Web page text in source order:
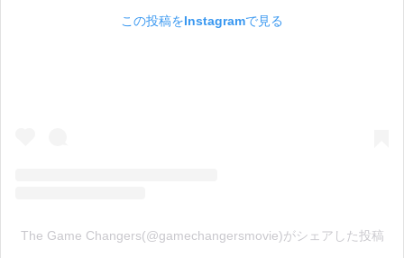
この投稿をInstagramで見る
The Game Changers(@gamechangersmovie)がシェアした投稿